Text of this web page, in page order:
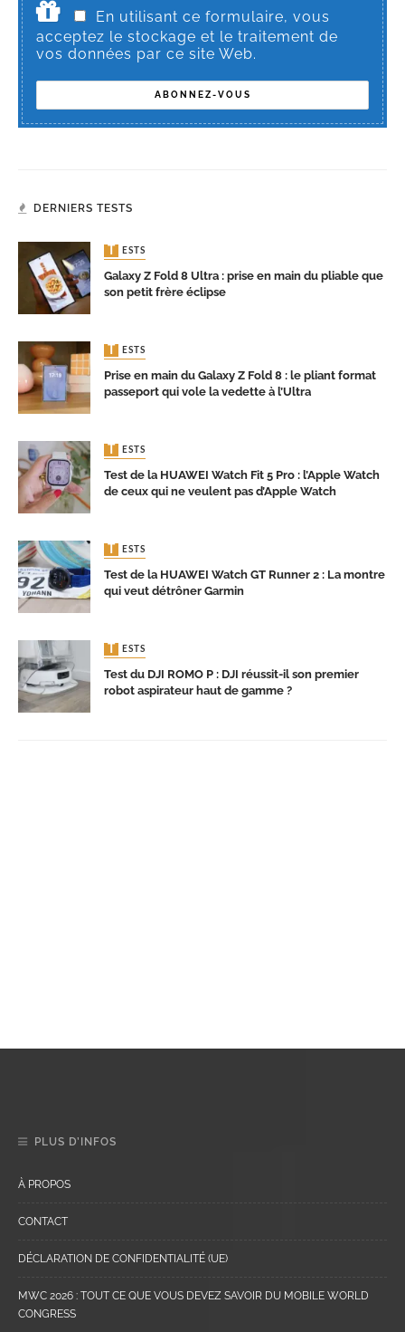
En utilisant ce formulaire, vous
acceptez le stockage et le traitement de
vos données par ce site Web.
DERNIERS TESTS
TESTS
Galaxy Z Fold 8 Ultra : prise en main du pliable que
son petit frère éclipse
TESTS
Prise en main du Galaxy Z Fold 8 : le pliant format
passeport qui vole la vedette à l’Ultra
TESTS
Test de la HUAWEI Watch Fit 5 Pro : l’Apple Watch
de ceux qui ne veulent pas d’Apple Watch
TESTS
Test de la HUAWEI Watch GT Runner 2 : La montre
qui veut détrôner Garmin
TESTS
Test du DJI ROMO P : DJI réussit-il son premier
robot aspirateur haut de gamme ?
PLUS D’INFOS
À PROPOS
CONTACT
DÉCLARATION DE CONFIDENTIALITÉ (UE)
MWC 2026 : TOUT CE QUE VOUS DEVEZ SAVOIR DU MOBILE WORLD
CONGRESS